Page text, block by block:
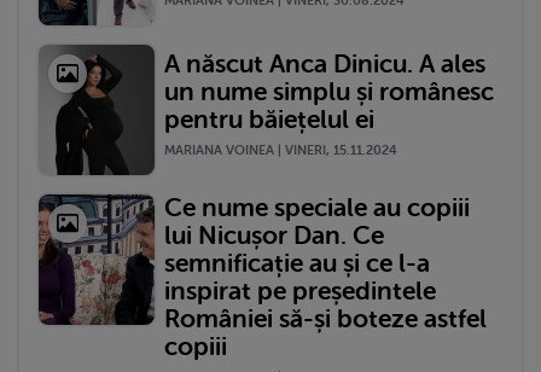
A născut Anca Dinicu. A ales
un nume simplu și românesc
pentru băiețelul ei
MARIANA VOINEA | VINERI, 15.11.2024
Ce nume speciale au copiii
lui Nicușor Dan. Ce
semnificație au și ce l-a
inspirat pe președintele
României să-și boteze astfel
copiii